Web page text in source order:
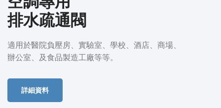
排水疏通閥
適用於醫院負壓房、實驗室、學校、酒店、商場、
辦公室、及食品製造工廠等等。
詳細資料